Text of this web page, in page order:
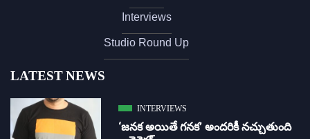
Interviews
Studio Round Up
LATEST NEWS
INTERVIEWS
‘జ‌న‌క అయితే గ‌న‌క‌’ అందరికీ నచ్చుతుంది